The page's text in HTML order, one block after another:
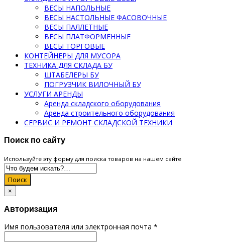
ВЕСЫ НАПОЛЬНЫЕ
ВЕСЫ НАСТОЛЬНЫЕ ФАСОВОЧНЫЕ
ВЕСЫ ПАЛЛЕТНЫЕ
ВЕСЫ ПЛАТФОРМЕННЫЕ
ВЕСЫ ТОРГОВЫЕ
КОНТЕЙНЕРЫ ДЛЯ МУСОРА
ТЕХНИКА ДЛЯ СКЛАДА БУ
ШТАБЕЛЕРЫ БУ
ПОГРУЗЧИК ВИЛОЧНЫЙ БУ
УСЛУГИ АРЕНДЫ
Аренда складского оборудования
Аренда строительного оборудования
СЕРВИС И РЕМОНТ СКЛАДСКОЙ ТЕХНИКИ
Поиск по сайту
Используйте эту форму для поиска товаров на нашем сайте
Поиск
×
Авторизация
Имя пользователя или электронная почта *